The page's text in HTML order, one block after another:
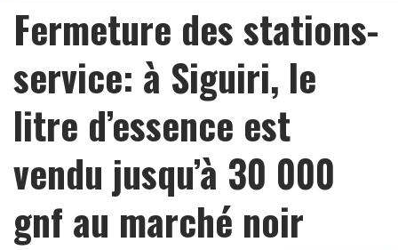
Fermeture des stations-
service: à Siguiri, le
litre d’essence est
vendu jusqu’à 30 000
gnf au marché noir